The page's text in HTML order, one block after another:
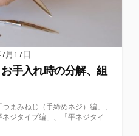
月17日
お手入れ時の分解、組
まみねじ（手締めネジ）編」、
ネジタイプ編」、「平ネジタイ